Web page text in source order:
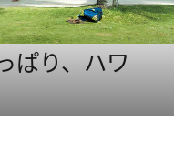
ぱり、ハワ